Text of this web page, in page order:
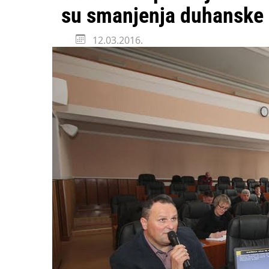
su smanjenja
12.03.2016.